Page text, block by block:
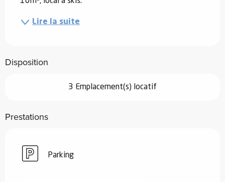
Lire la suite
Disposition
3 Emplacement(s) locatif
Prestations
Parking